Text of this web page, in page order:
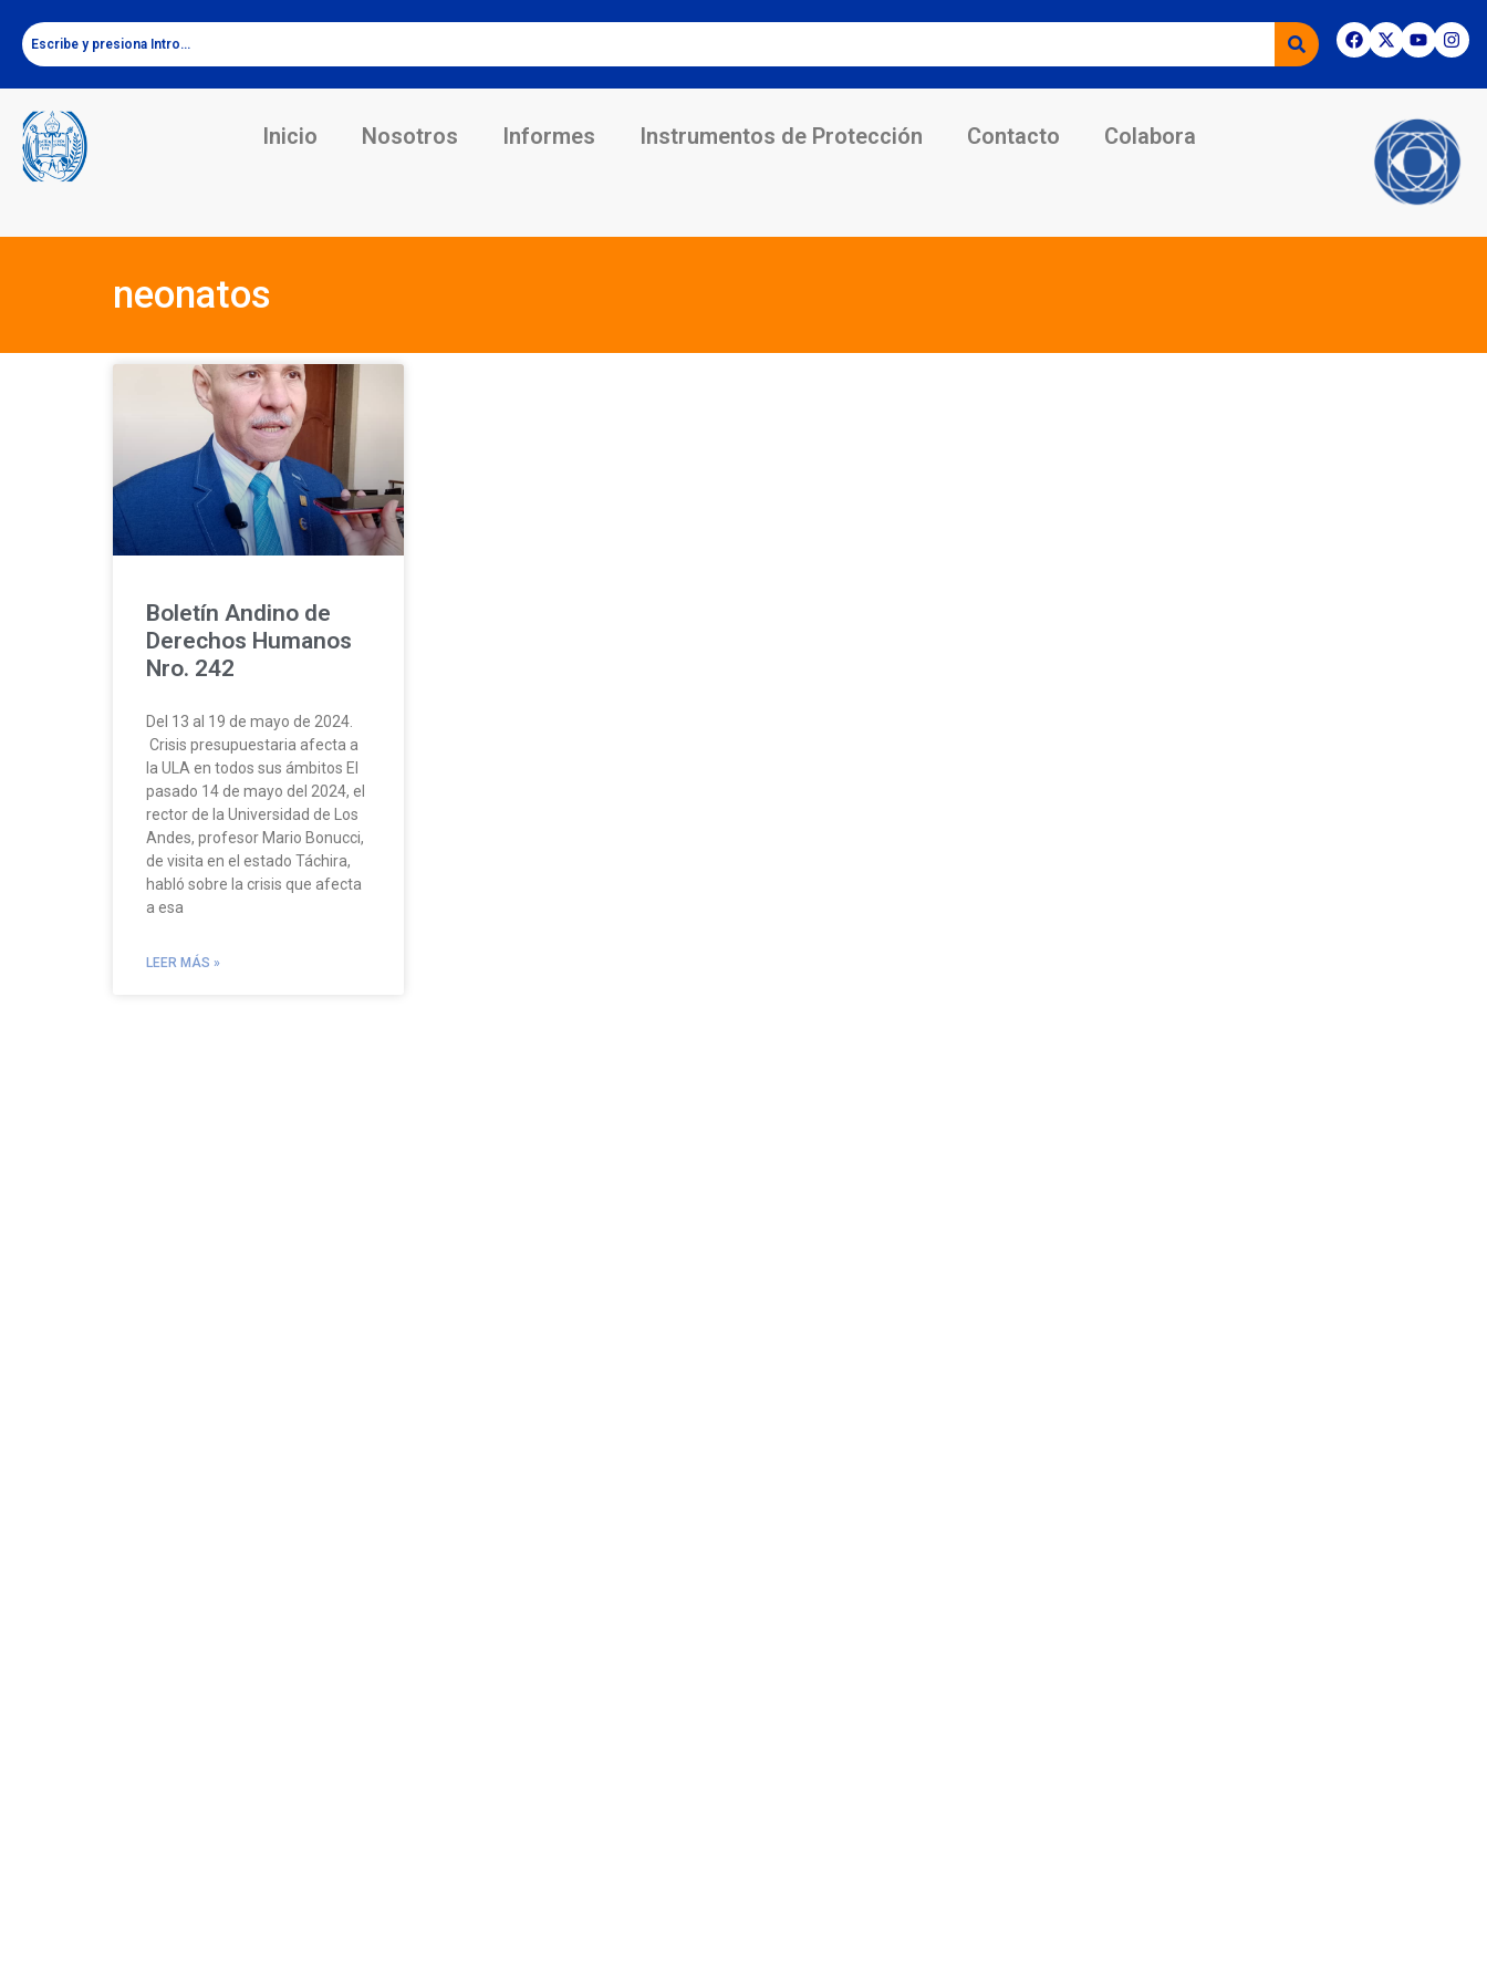
Inicio Nosotros Informes Instrumentos de Protección Contacto Colabora
neonatos
Boletín Andino de
Derechos Humanos
Nro. 242
Del 13 al 19 de mayo de 2024.
Crisis presupuestaria afecta a
la ULA en todos sus ámbitos El
pasado 14 de mayo del 2024, el
rector de la Universidad de Los
Andes, profesor Mario Bonucci,
de visita en el estado Táchira,
habló sobre la crisis que afecta
a esa
LEER MÁS »